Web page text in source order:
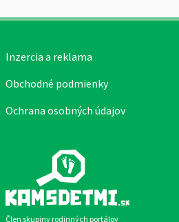
Člen skupiny rodinných portálov
Inzercia a reklama
Obchodné podmienky
Ochrana osobných údajov